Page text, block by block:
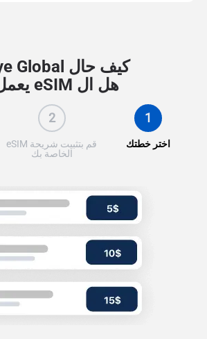
كيف حال Voye Global
هل ال eSIM يعمل؟
1
اختر خطتك
2
قم بتثبيت شريحة eSIM
الخاصة بك